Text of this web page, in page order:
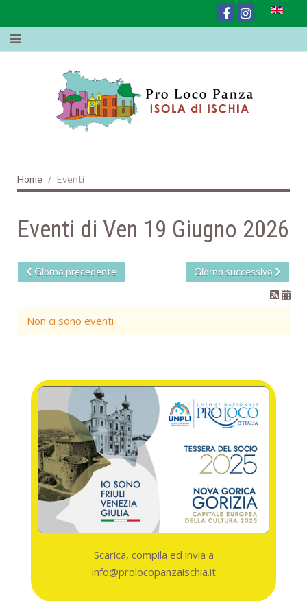
Home Eventi
Eventi di Ven 19 Giugno 2026
Giorno precedente Giorno successivo
Non ci sono eventi
Scarica, compila ed invia a
info@prolocopanzaischia.it